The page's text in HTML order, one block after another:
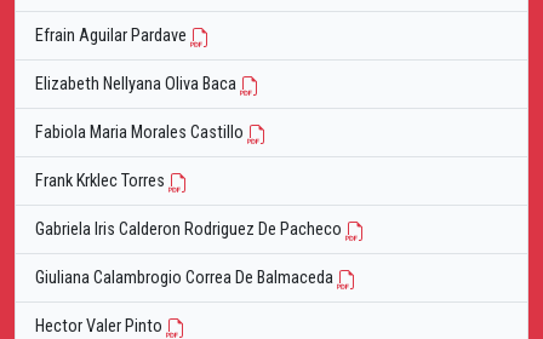
Efrain Aguilar Pardave
Elizabeth Nellyana Oliva Baca
Fabiola Maria Morales Castillo
Frank Krklec Torres
Gabriela Iris Calderon Rodriguez De Pacheco
Giuliana Calambrogio Correa De Balmaceda
Hector Valer Pinto